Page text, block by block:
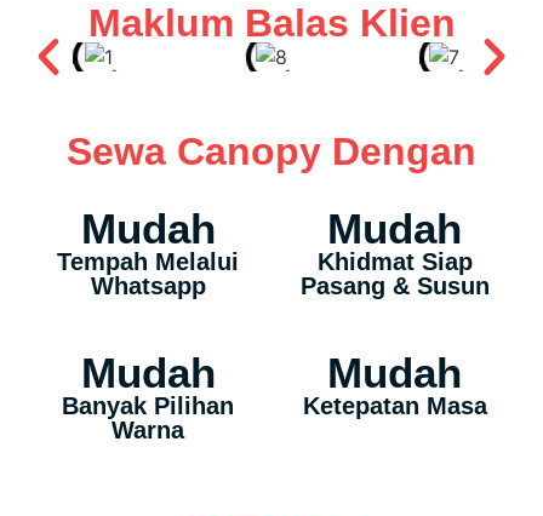
Maklum Balas Klien
Sewa Canopy Dengan
Mudah
Tempah Melalui
Whatsapp
Mudah
Khidmat Siap
Pasang & Susun
Mudah
Banyak Pilihan
Warna
Mudah
Ketepatan Masa